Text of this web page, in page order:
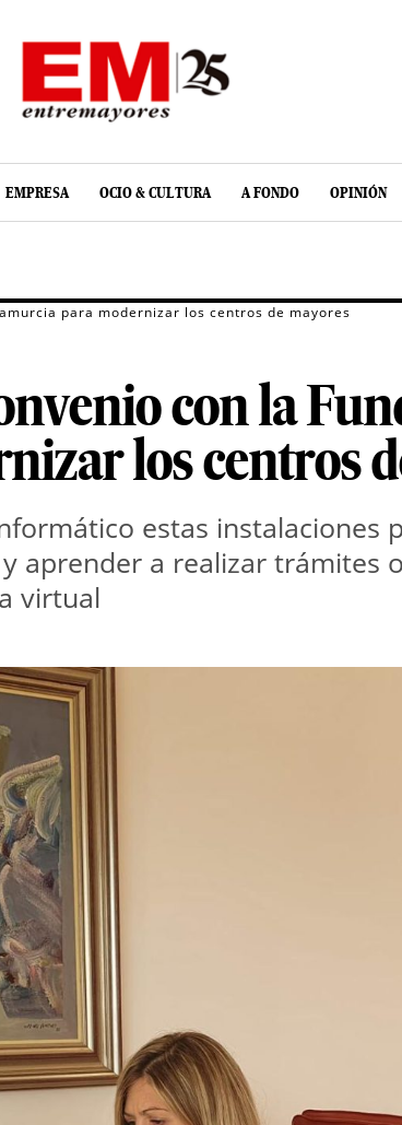
EMPRESA OCIO & CULTURA A FONDO OPINIÓN
para modernizar los centros de mayores
con la
los centros
estas instalaciones
aprender a realizar trámites
virtual